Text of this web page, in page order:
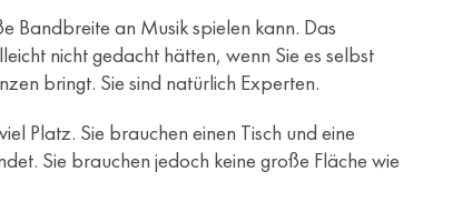
Bandbreite an Musik spielen kann. Das
nicht gedacht hätten, wenn Sie es selbst
bringt. Sie sind natürlich Experten.
Platz. Sie brauchen einen Tisch und eine
Sie brauchen jedoch keine große Fläche wie